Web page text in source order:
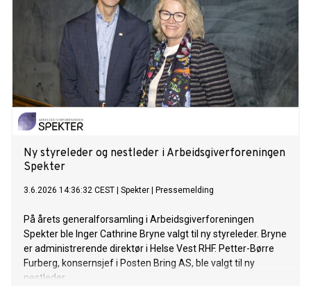
Ny styreleder og nestleder i Arbeidsgiverforeningen
Spekter
3.6.2026 14:36:32 CEST Spekter Pressemelding
På årets generalforsamling i Arbeidsgiverforeningen
Spekter ble Inger Cathrine Bryne valgt til ny styreleder. Bryne
er administrerende direktør i Helse Vest RHF. Petter-Børre
Furberg, konsernsjef i Posten Bring AS, ble valgt til ny
nestleder.